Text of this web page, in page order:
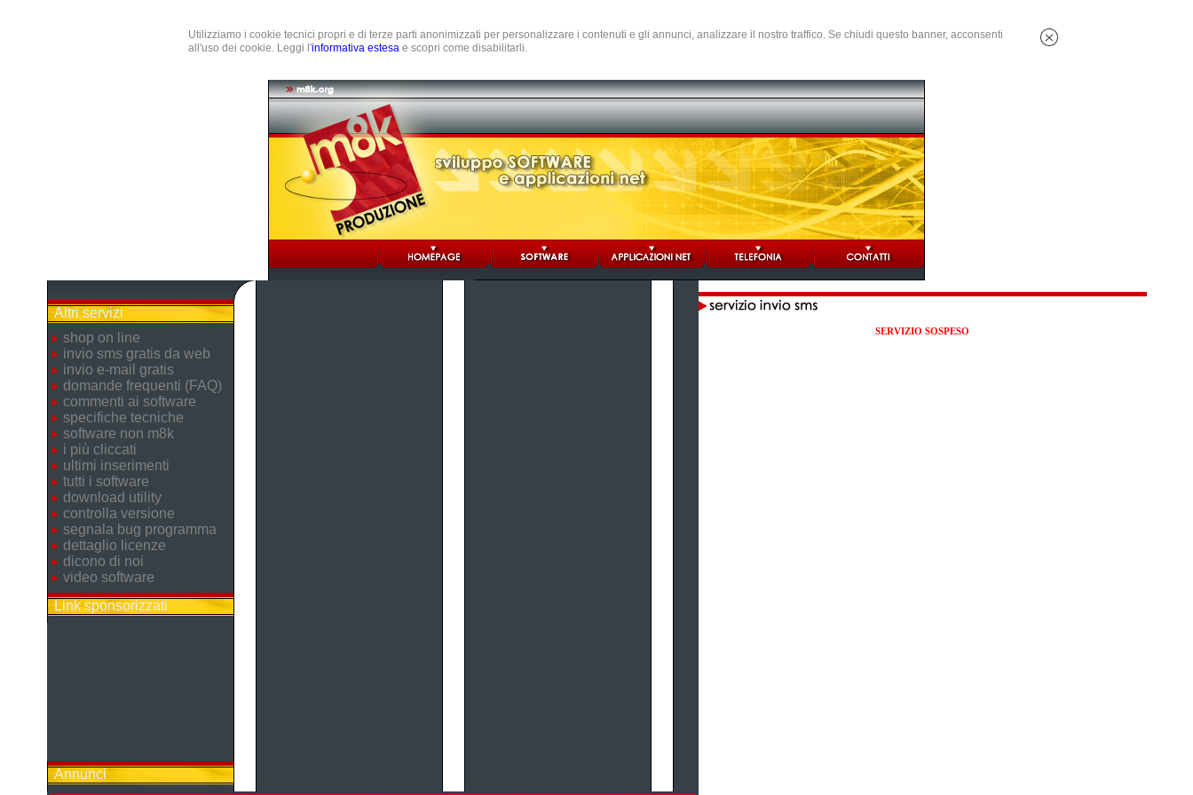
Utilizziamo i cookie tecnici propri e di terze parti anonimizzati per personalizzare i contenuti e gli annunci, analizzare il nostro traffico. Se chiudi questo banner, acconsenti
all'uso dei cookie. Leggi l'informativa estesa e scopri come disabilitarli.
Altri servizi
shop on line
invio sms gratis da web
invio e-mail gratis
domande frequenti (FAQ)
commenti ai software
specifiche tecniche
software non m8k
i più cliccati
ultimi inserimenti
tutti i software
download utility
controlla versione
segnala bug programma
dettaglio licenze
dicono di noi
video software
Link sponsorizzati
Annunci
SERVIZIO SOSPESO